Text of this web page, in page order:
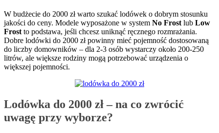
W budżecie do 2000 zł warto szukać lodówek o dobrym stosunku
jakości do ceny. Modele wyposażone w system No Frost lub Low
Frost to podstawa, jeśli chcesz uniknąć ręcznego rozmrażania.
Dobre lodówki do 2000 zł powinny mieć pojemność dostosowaną
do liczby domowników – dla 2-3 osób wystarczy około 200-250
litrów, ale większe rodziny mogą potrzebować urządzenia o
większej pojemności.
Lodówka do 2000 zł – na co zwrócić
uwagę przy wyborze?